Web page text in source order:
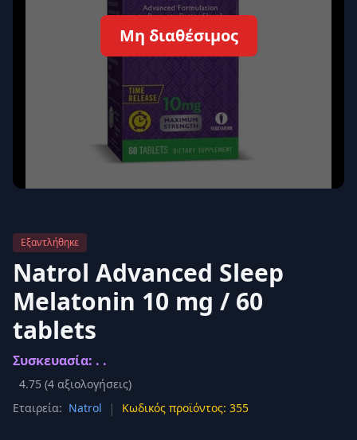
Μη διαθέσιμος
Εξαντλήθηκε
Natrol Advanced Sleep
Melatonin 10 mg / 60
tablets
Συσκευασία: . .
4.75 (4 αξιολογήσεις)
Εταιρεία: Natrol | Κωδικός προϊόντος: 355
Ασφαλής σύνδεση